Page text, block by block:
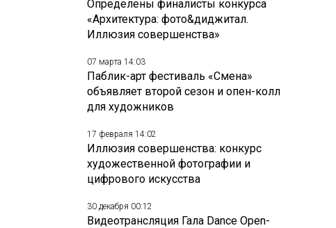
Определены финалисты конкурса
«Архитектура: фото&диджитал.
Иллюзия совершенства»
07 марта 14:03
Паблик-арт фестиваль «Смена»
объявляет второй сезон и опен-колл
для художников
17 февраля 14:02
Иллюзия совершенства: конкурс
художественной фотографии и
цифрового искусства
30 декабря 00:12
Видеотрансляция Гала Dance Open-